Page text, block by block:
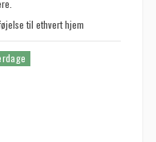
til ethvert hjem